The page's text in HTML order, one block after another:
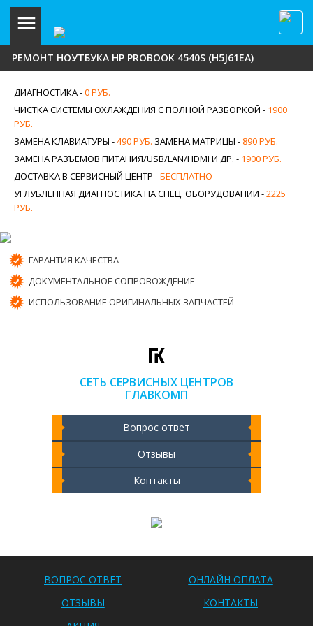
СЕТЬ СЕРВИСНЫХ ЦЕНТРОВ
ГЛАВКОМП
Вопрос ответ
Отзывы
Контакты
РЕМОНТ НОУТБУКА HP PROBOOK 4540S (H5J61EA)
ДИАГНОСТИКА -0 РУБ.
ЧИСТКА СИСТЕМЫ ОХЛАЖДЕНИЯ С ПОЛНОЙ РАЗБОРКОЙ - 1900
РУБ.
ЗАМЕНА КЛАВИАТУРЫ -490 РУБ. ЗАМЕНА МАТРИЦЫ - 890 РУБ.
ЗАМЕНА РАЗЪЁМОВ ПИТАНИЯ/USB/LAN/HDMI И ДР. - 1900 РУБ.
ДОСТАВКА В СЕРВИСНЫЙ ЦЕНТР -БЕСПЛАТНО
УГЛУБЛЕННАЯ ДИАГНОСТИКА НА СПЕЦ. ОБОРУДОВАНИИ -2225
РУБ.
ГАРАНТИЯ КАЧЕСТВА
ДОКУМЕНТАЛЬНОЕ СОПРОВОЖДЕНИЕ
ИСПОЛЬЗОВАНИЕ ОРИГИНАЛЬНЫХ ЗАПЧАСТЕЙ
ВОПРОС ОТВЕТ
ОНЛАЙН ОПЛАТА
ОТЗЫВЫ
КОНТАКТЫ